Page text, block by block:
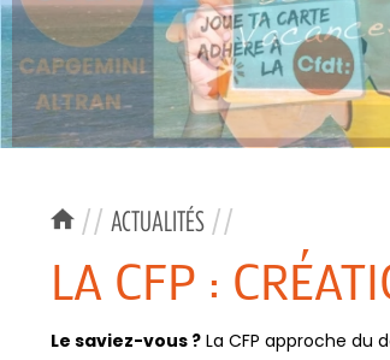
// ACTUALITÉS //
LA CFP :
Le saviez-vous ? La CFP approche du